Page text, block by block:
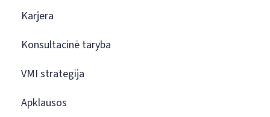
Karjera
Konsultacinė taryba
VMI strategija
Apklausos